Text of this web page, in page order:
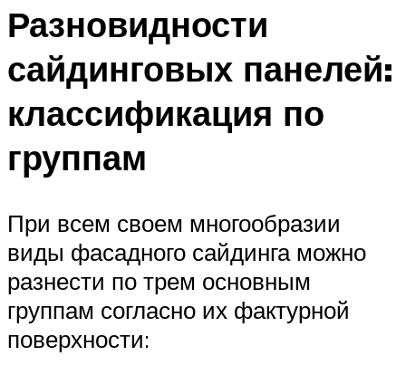
Разновидности
сайдинговых панелей:
классификация по
группам
При всем своем многообразии
виды фасадного сайдинга можно
разнести по трем основным
группам согласно их фактурной
поверхности: